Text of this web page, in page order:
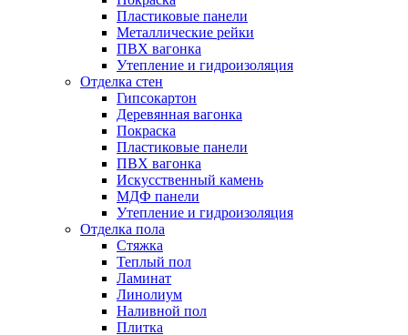
Пластиковые панели
Металлические рейки
ПВХ вагонка
Утепление и гидроизоляция
Отделка стен
Гипсокартон
Деревянная вагонка
Покраска
Пластиковые панели
ПВХ вагонка
Искусственный камень
МДФ панели
Утепление и гидроизоляция
Отделка пола
Стяжка
Теплый пол
Ламинат
Линолиум
Наливной пол
Плитка